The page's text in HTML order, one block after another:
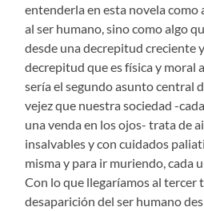
entenderla en esta novela como
al ser humano, sino como algo
desde una decrepitud creciente
decrepitud que es física y moral
sería el segundo asunto central
vejez que nuestra sociedad -
una venda en los ojos- trata de
insalvables y con cuidados
misma y para ir muriendo, cada
Con lo que llegaríamos al tercer
desaparición del ser humano